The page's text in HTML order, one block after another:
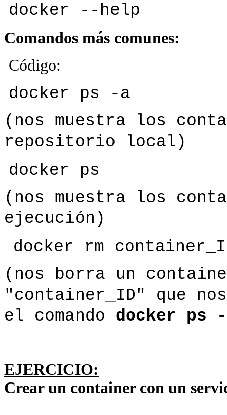
docker --help
Comandos más comunes:
Código:
docker ps -a
(nos muestra los
repositorio local)
docker ps
(nos muestra los
ejecución)
docker rm
(nos borra un
"container_ID" que
el comando docker ps
EJERCICIO:
Crear un container con un